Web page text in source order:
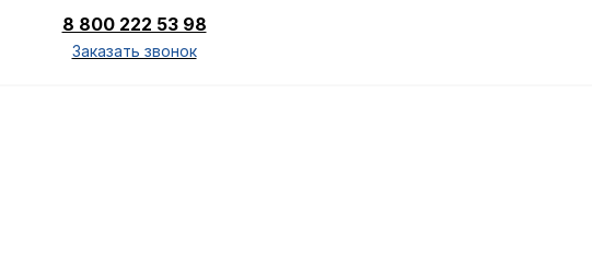
8 800 222 53 98
Заказать звонок